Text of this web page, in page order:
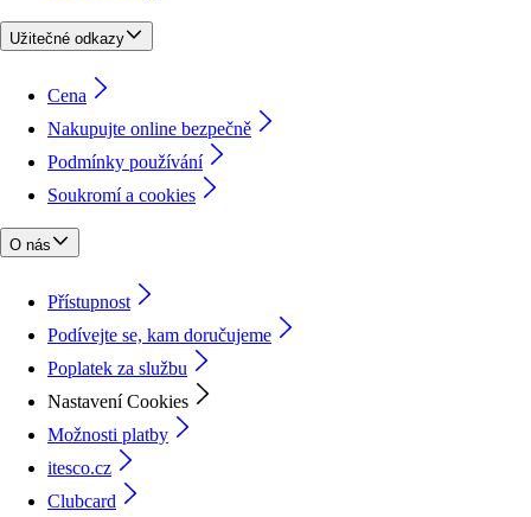
Užitečné odkazy
Cena
Nakupujte online bezpečně
Podmínky používání
Soukromí a cookies
O nás
Přístupnost
Podívejte se, kam doručujeme
Poplatek za službu
Nastavení Cookies
Možnosti platby
itesco.cz
Clubcard